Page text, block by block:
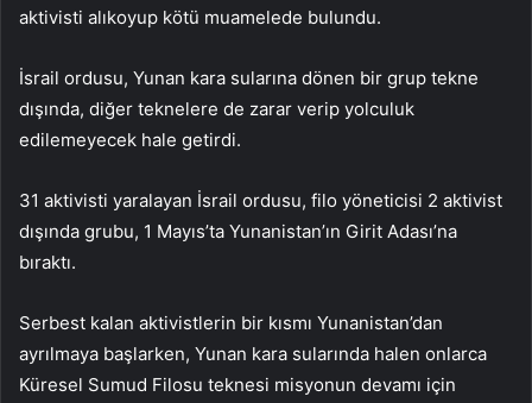
aktivisti alıkoyup kötü muamelede bulundu.
İsrail ordusu, Yunan kara sularına dönen bir grup tekne
dışında, diğer teknelere de zarar verip yolculuk
edilemeyecek hale getirdi.
31 aktivisti yaralayan İsrail ordusu, filo yöneticisi 2 aktivist
dışında grubu, 1 Mayıs’ta Yunanistan’ın Girit Adası’na
bıraktı.
Serbest kalan aktivistlerin bir kısmı Yunanistan’dan
ayrılmaya başlarken, Yunan kara sularında halen onlarca
Küresel Sumud Filosu teknesi misyonun devamı için